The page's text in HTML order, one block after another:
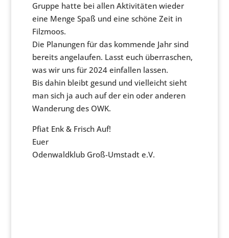
Gruppe hatte bei allen Aktivitäten wieder
eine Menge Spaß und eine schöne Zeit in
Filzmoos.
Die Planungen für das kommende Jahr sind
bereits angelaufen. Lasst euch überraschen,
was wir uns für 2024 einfallen lassen.
Bis dahin bleibt gesund und vielleicht sieht
man sich ja auch auf der ein oder anderen
Wanderung des OWK.
Pfiat Enk & Frisch Auf!
Euer
Odenwaldklub Groß-Umstadt e.V.